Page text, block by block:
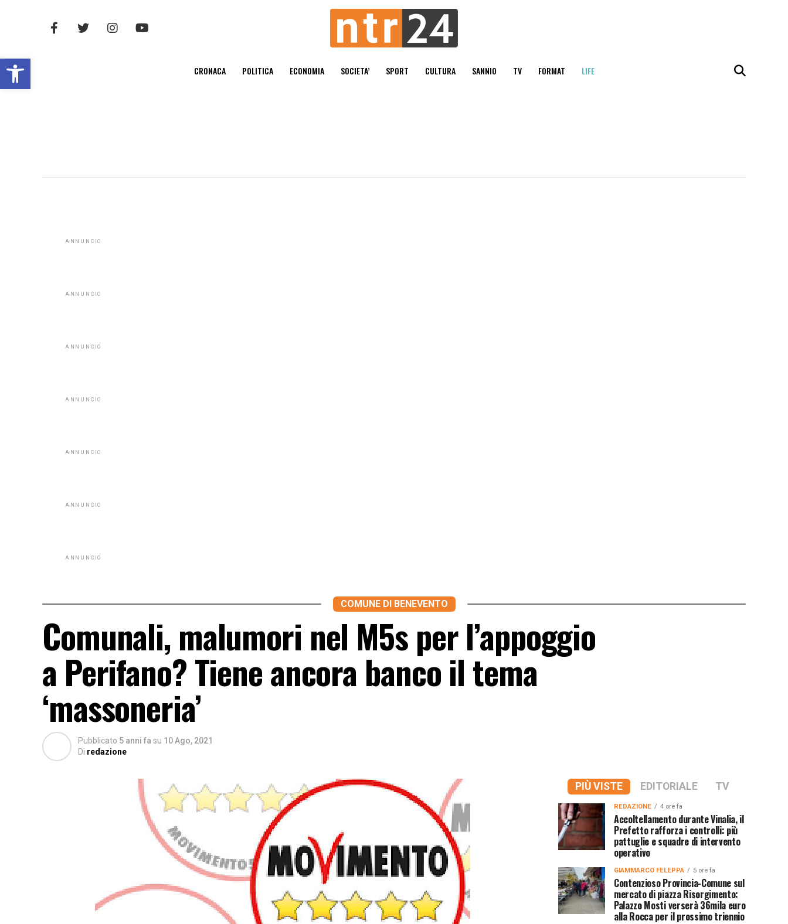
Open toolbar CRONACA POLITICA ECONOMIA SOCIETA’ SPORT CULTURA SANNIO TV FORMAT LIFE
ANNUNCIO
ANNUNCIO
ANNUNCIO
ANNUNCIO
ANNUNCIO
ANNUNCIO
ANNUNCIO
COMUNE DI BENEVENTO
Comunali, malumori nel M5s per l’appoggio
a Perifano? Tiene ancora banco il tema
‘massoneria’
Pubblicato 5 anni fa su 10 Ago, 2021
Di redazione
PIÙ VISTE EDITORIALE TV
REDAZIONE 4 ore fa
Accoltellamento durante Vinalia, il
Prefetto rafforza i controlli: più
pattuglie e squadre di intervento
operativo
GIAMMARCO FELEPPA 5 ore fa
Contenzioso Provincia-Comune sul
mercato di piazza Risorgimento:
Palazzo Mosti verserà 36mila euro
alla Rocca per il prossimo triennio